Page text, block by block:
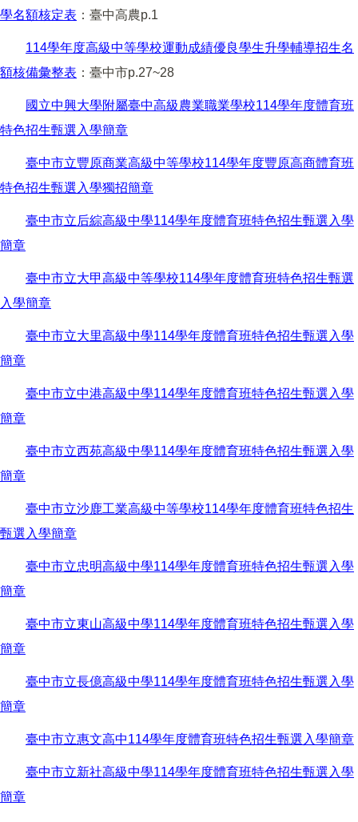
學名額核定表 ：臺中高農p.1
114學年度高級中等學校運動成績優良學生升學輔導招生名
額核備彙整表 ：臺中市p.27~28
國立中興大學附屬臺中高級農業職業學校114學年度體育班
特色招生甄選入學簡章
臺中市立豐原商業高級中等學校114學年度豐原高商體育班
特色招生甄選入學獨招簡章
臺中市立后綜高級中學114學年度體育班特色招生甄選入學
簡章
臺中市立大甲高級中等學校114學年度體育班特色招生甄選
入學簡章
臺中市立大里高級中學114學年度體育班特色招生甄選入學
簡章
臺中市立中港高級中學114學年度體育班特色招生甄選入學
簡章
臺中市立西苑高級中學114學年度體育班特色招生甄選入學
簡章
臺中市立沙鹿工業高級中等學校114學年度體育班特色招生
甄選入學簡章
臺中市立忠明高級中學114學年度體育班特色招生甄選入學
簡章
臺中市立東山高級中學114學年度體育班特色招生甄選入學
簡章
臺中市立長億高級中學114學年度體育班特色招生甄選入學
簡章
臺中市立惠文高中114學年度體育班特色招生甄選入學簡章
臺中市立新社高級中學114學年度體育班特色招生甄選入學
簡章